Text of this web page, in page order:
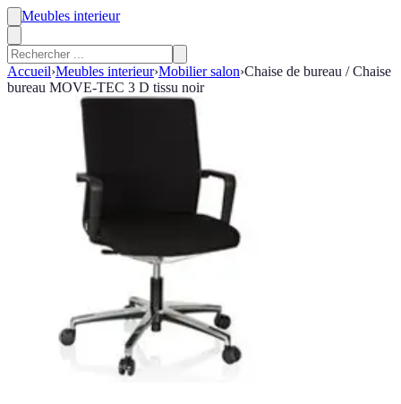
Meubles interieur
Accueil›Meubles interieur›Mobilier salon›Chaise de bureau / Chaise
bureau MOVE-TEC 3 D tissu noir